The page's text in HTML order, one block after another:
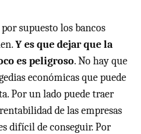
supuesto los bancos
Y es que dejar que la
es peligroso. No hay que
económicas que puede
Por un lado puede traer
de las empresas
difícil de conseguir. Por